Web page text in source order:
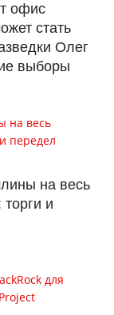
офис
стать
Олег
выборы
на весь
и